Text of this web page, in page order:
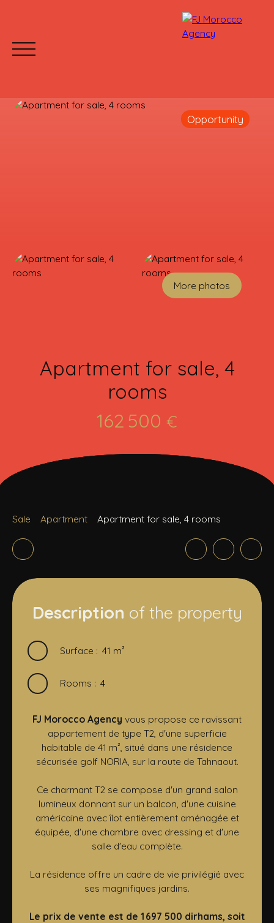
WHY CHOOSE US?
Opportunity
More photos
Apartment for sale, 4
rooms
162 500 €
Sale Apartment Apartment for sale, 4 rooms
Description of the property
Surface : 41 m²
Rooms : 4
FJ Morocco Agency vous propose ce ravissant
appartement de type T2, d'une superficie
habitable de 41 m², situé dans une résidence
sécurisée golf NORIA, sur la route de Tahnaout.
Ce charmant T2 se compose d'un grand salon
lumineux donnant sur un balcon, d'une cuisine
américaine avec îlot entièrement aménagée et
équipée, d'une chambre avec dressing et d'une
salle d'eau complète.
La résidence offre un cadre de vie privilégié avec
ses magnifiques jardins.
Le prix de vente est de 1 697 500 dirhams, soit